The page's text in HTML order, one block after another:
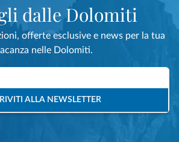
dalle Dolomiti
offerte esclusive e news per la tua
nelle Dolomiti.
ALLA NEWSLETTER